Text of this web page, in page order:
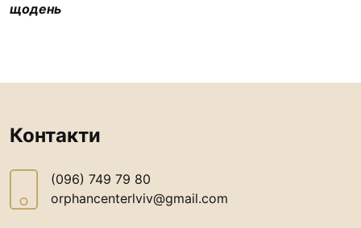
щодень
Контакти
(096) 749 79 80
orphancenterlviv@gmail.com